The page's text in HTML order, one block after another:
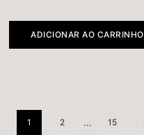
ADICIONAR AO CARRINHO
1 2 … 15